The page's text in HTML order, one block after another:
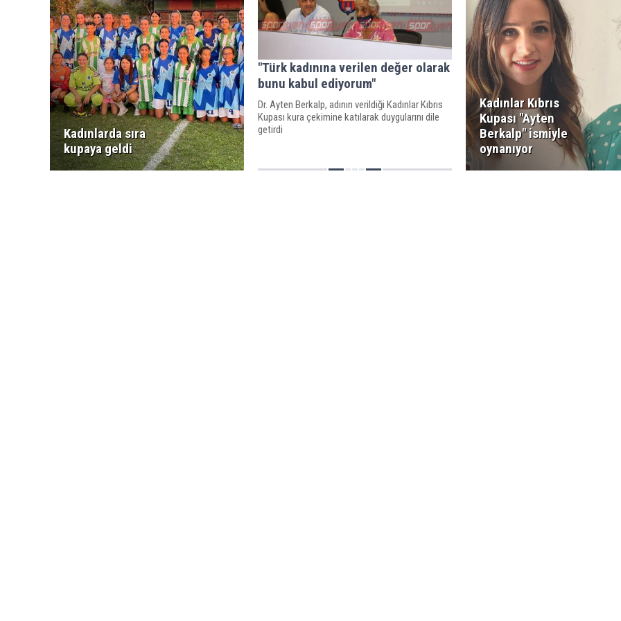
Kadınlarda sıra
kupaya geldi
"Türk kadınına verilen değer olarak
bunu kabul ediyorum"
Dr. Ayten Berkalp, adının verildiği Kadınlar Kıbrıs
Kupası kura çekimine katılarak duygularını dile
getirdi
Kadınlar Kıbrıs
Kupası "Ayten
Berkalp" ismiyle
oynanıyor